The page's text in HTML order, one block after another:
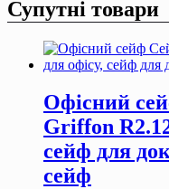
M.80.K,
офiсу,
документiв,
конторський
кількість
Супутні товари
Офісний
Griffon
сейф для
сейф